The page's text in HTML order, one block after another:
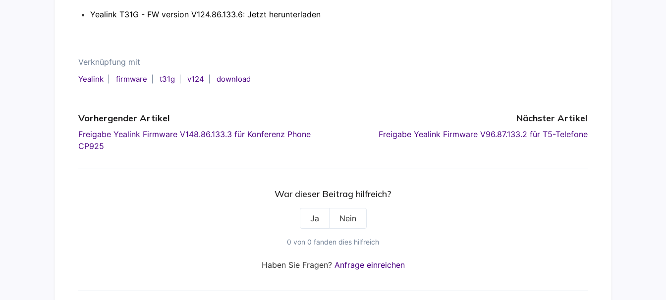
Yealink T31G - FW version V124.86.133.6: Jetzt herunterladen
Verknüpfung mit
Yealink firmware t31g v124 download
Vorhergender Artikel
Freigabe Yealink Firmware V148.86.133.3 für Konferenz Phone
CP925
Nächster Artikel
Freigabe Yealink Firmware V96.87.133.2 für T5-Telefone
War dieser Beitrag hilfreich?
Ja Nein
0 von 0 fanden dies hilfreich
Haben Sie Fragen? Anfrage einreichen